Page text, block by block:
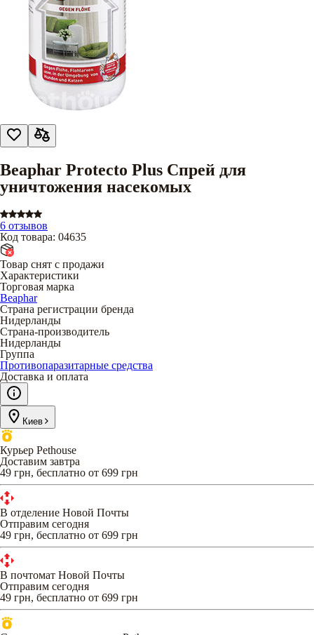
Beaphar Protecto Plus Спрей для
уничтожения насекомых
6 отзывов
Код товара: 04635
Товар снят с продажи
Характеристики
Торговая марка
Beaphar
Страна регистрации бренда
Нидерланды
Страна-производитель
Нидерланды
Группа
Противопаразитарные средства
Доставка и оплата
Киев
Курьер Pethouse
Доставим завтра
49 грн, бесплатно от 699 грн
В отделение Новой Почты
Отправим сегодня
49 грн, бесплатно от 699 грн
В почтомат Новой Почты
Отправим сегодня
49 грн, бесплатно от 699 грн